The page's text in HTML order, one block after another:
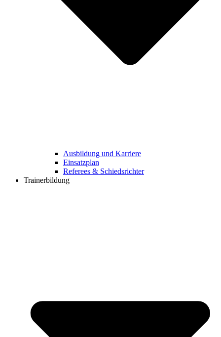
Ausbildung und Karriere
Einsatzplan
Referees & Schiedsrichter
Trainerbildung